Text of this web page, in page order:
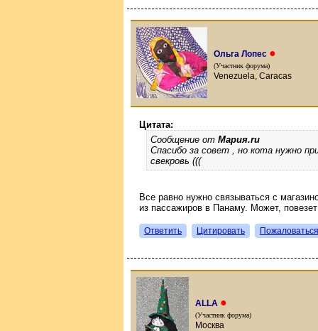
Ольга Лопес ●
(Участник форума)
Venezuela, Caracas
Цитата:
Сообщение от Мария.ru
Спасибо за совет , но кота нужно
свекровь (((
Все равно нужно связываться с
из пассажиров в Панаму. Может,
Ответить Цитировать Пожаловаться
ALLA ●
(Участник форума)
Москва